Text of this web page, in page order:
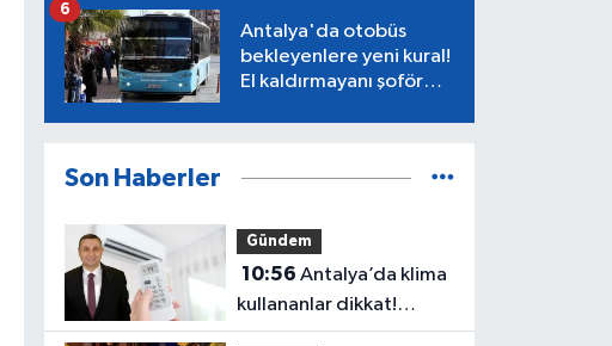
Antalya'da otobüs
bekleyenlere yeni kural!
El kaldırmayanı şoför
6
Son Haberler
Gündem
10:56
kullananlar dikkat!
Evinizde yangın çıkabilir